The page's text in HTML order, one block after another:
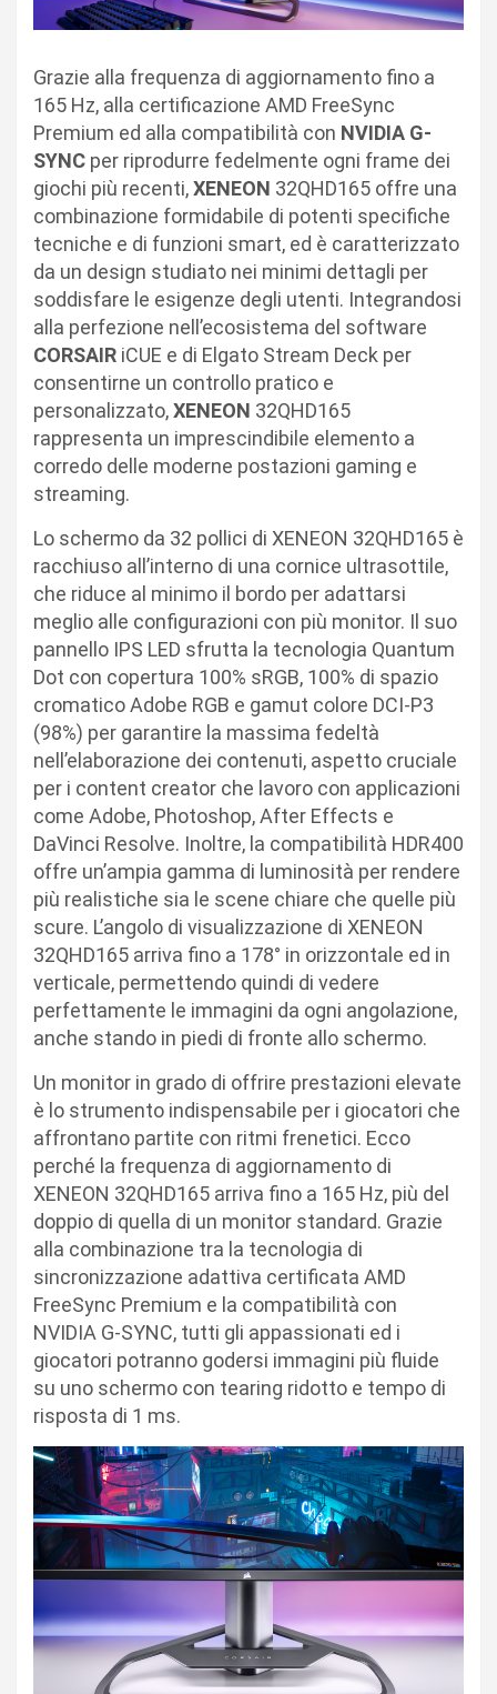
Grazie alla frequenza di aggiornamento fino a
165 Hz, alla certificazione AMD FreeSync
Premium ed alla compatibilità con NVIDIA G-
SYNC per riprodurre fedelmente ogni frame dei
giochi più recenti,XENEON 32QHD165 offre una
combinazione formidabile di potenti specifiche
tecniche e di funzioni smart, ed è caratterizzato
da un design studiato nei minimi dettagli per
soddisfare le esigenze degli utenti. Integrandosi
alla perfezione nell’ecosistema del software
CORSAIR iCUE e di Elgato Stream Deck per
consentirne un controllo pratico e
personalizzato,XENEON 32QHD165
rappresenta un imprescindibile elemento a
corredo delle moderne postazioni gaming e
streaming.
Lo schermo da 32 pollici di XENEON 32QHD165 è
racchiuso all’interno di una cornice ultrasottile,
che riduce al minimo il bordo per adattarsi
meglio alle configurazioni con più monitor. Il suo
pannello IPS LED sfrutta la tecnologia Quantum
Dot con copertura 100% sRGB, 100% di spazio
cromatico Adobe RGB e gamut colore DCI-P3
(98%) per garantire la massima fedeltà
nell’elaborazione dei contenuti, aspetto cruciale
per i content creator che lavoro con applicazioni
come Adobe, Photoshop, After Effects e
DaVinci Resolve. Inoltre, la compatibilità HDR400
offre un’ampia gamma di luminosità per rendere
più realistiche sia le scene chiare che quelle più
scure. L’angolo di visualizzazione di XENEON
32QHD165 arriva fino a 178° in orizzontale ed in
verticale, permettendo quindi di vedere
perfettamente le immagini da ogni angolazione,
anche stando in piedi di fronte allo schermo.
Un monitor in grado di offrire prestazioni elevate
è lo strumento indispensabile per i giocatori che
affrontano partite con ritmi frenetici. Ecco
perché la frequenza di aggiornamento di
XENEON 32QHD165 arriva fino a 165 Hz, più del
doppio di quella di un monitor standard. Grazie
alla combinazione tra la tecnologia di
sincronizzazione adattiva certificata AMD
FreeSync Premium e la compatibilità con
NVIDIA G-SYNC, tutti gli appassionati ed i
giocatori potranno godersi immagini più fluide
su uno schermo con tearing ridotto e tempo di
risposta di 1 ms.